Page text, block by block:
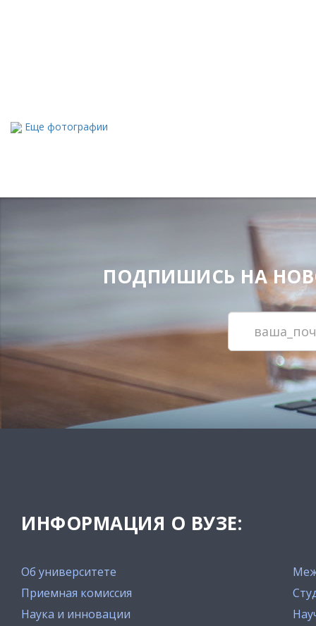
Еще фотографии
ПОДПИШИСЬ НА
ИНФОРМАЦИЯ О ВУЗЕ:
Об университете
Приемная комиссия
Наука и инновации